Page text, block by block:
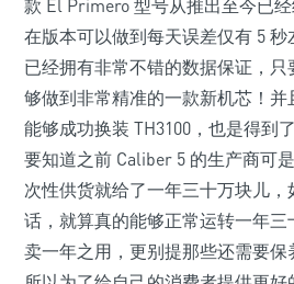
款 El Primero 型号从推出至今已
在版本可以做到每天误差仅有 5 秒
已经拥有非常不错的数据保证，
够做到非常精准的一款新机芯！
能够成功换装 TH3100，也是得到
要知道之前 Caliber 5 的生产商可
次性供货就给了一年三十万块儿
话，就算真的能够正常运转一年三
卖一年之用，更别提那些还需要保